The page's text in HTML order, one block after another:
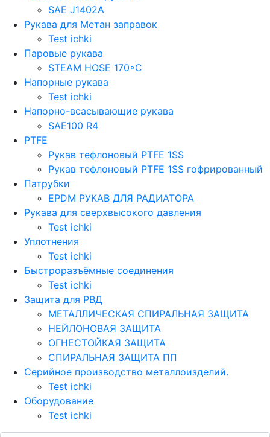
SAE J1402A
Рукава для Метан заправок
Test ichki
Паровые рукава
STEAM HOSE 170◦C
Напорные рукава
Test ichki
Напорно-всасывающие рукава
SAE100 R4
PTFE
Рукав тефлоновый PTFE 1SS
Рукав тефлоновый PTFE 1SS гофрированный
Патрубки
EPDM РУКАВ ДЛЯ РАДИАТОРА
Рукава для сверхвысокого давления
Test ichki
Уплотнения
Test ichki
Быстроразъёмные соединения
Test ichki
Защита для РВД
МЕТАЛЛИЧЕСКАЯ СПИРАЛЬНАЯ ЗАЩИТА
НЕЙЛОНОВАЯ ЗАЩИТА
ОГНЕСТОЙКАЯ ЗАЩИТА
СПИРАЛЬНАЯ ЗАЩИТА ПП
Серийное производство металлоизделий.
Test ichki
Оборудование
Test ichki